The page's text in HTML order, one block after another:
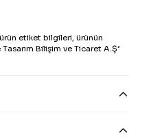
etiket bilgileri, ürünün
Bilişim ve Ticaret A.Ş’